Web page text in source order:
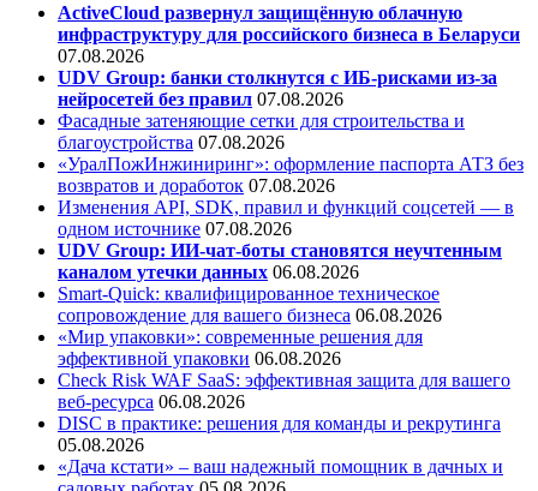
ActiveCloud развернул защищённую облачную
инфраструктуру для российского бизнеса в Беларуси
07.08.2026
UDV Group: банки столкнутся с ИБ-рисками из-за
нейросетей без правил 07.08.2026
Фасадные затеняющие сетки для строительства и
благоустройства 07.08.2026
«УралПожИнжиниринг»: оформление паспорта АТЗ без
возвратов и доработок 07.08.2026
Изменения API, SDK, правил и функций соцсетей — в
одном источнике 07.08.2026
UDV Group: ИИ-чат-боты становятся неучтенным
каналом утечки данных 06.08.2026
Smart-Quick: квалифицированное техническое
сопровождение для вашего бизнеса 06.08.2026
«Мир упаковки»: современные решения для
эффективной упаковки 06.08.2026
Check Risk WAF SaaS: эффективная защита для вашего
веб-ресурса 06.08.2026
DISC в практике: решения для команды и рекрутинга
05.08.2026
«Дача кстати» – ваш надежный помощник в дачных и